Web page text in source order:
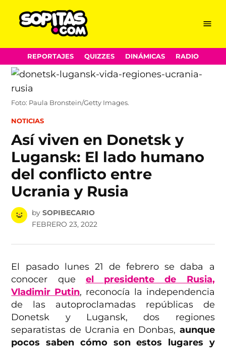
Skip
to
content
Menu
REPORTAJES QUIZZES DINÁMICAS RADIO
Foto: Paula Bronstein/Getty Images.
POSTED
NOTICIAS
Así viven en Donetsk y
Lugansk: El lado humano
del conflicto entre
Ucrania y Rusia
by SOPIBECARIO
FEBRERO 23, 2022
El pasado lunes 21 de febrero se daba a
conocer que el presidente de Rusia,
Vladimir Putin, reconocía la independencia
de las autoproclamadas repúblicas de
Donetsk y Lugansk, dos regiones
separatistas de Ucrania en Donbas, aunque
pocos saben cómo son estos lugares y